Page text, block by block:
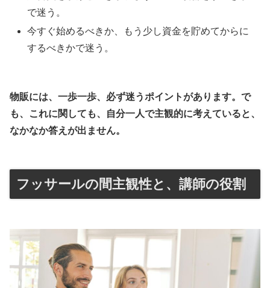
で迷う。
今すぐ始めるべきか、もう少し資金を貯めてからに
するべきかで迷う。
物販には、一歩一歩、必ず迷うポイントがあります。で
も、これに関しても、自分一人で主観的に考えていると、
なかなか答えが出ません。
フッサールの間主観性と、講師の役割